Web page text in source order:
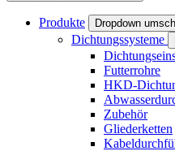
Produkte Dropdown
Dichtungssysteme
Futterrohre
HKD-
Zubehör
Gliederketten